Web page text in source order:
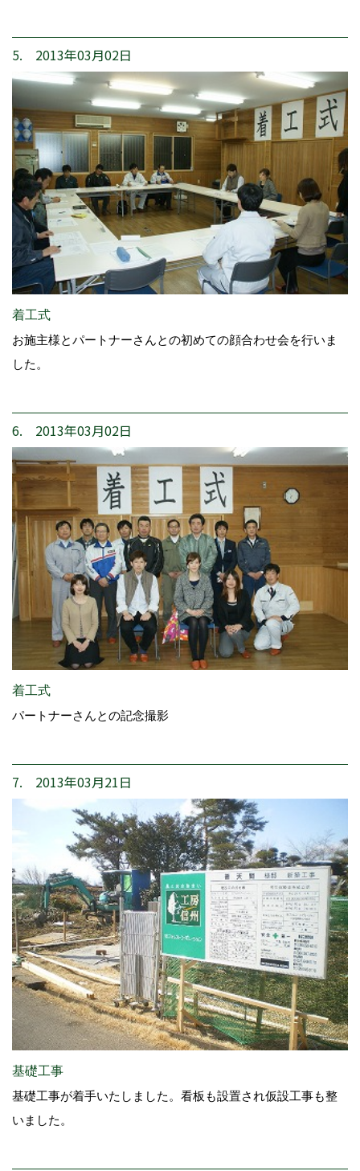
5. 2013年03月02日
着工式
お施主様とパートナーさんとの初めての顔合わせ会を行いま
した。
6. 2013年03月02日
着工式
パートナーさんとの記念撮影
7. 2013年03月21日
基礎工事
基礎工事が着手いたしました。看板も設置され仮設工事も整
いました。